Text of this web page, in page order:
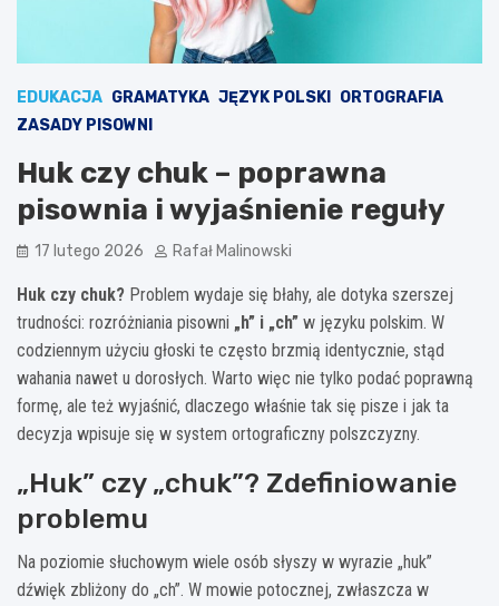
EDUKACJA GRAMATYKA JĘZYK POLSKI
ORTOGRAFIA
ZASADY PISOWNI
Huk czy chuk – poprawna
pisownia i wyjaśnienie reguły
17 lutego 2026 Rafał Malinowski
Huk czy chuk? Problem wydaje się błahy, ale dotyka szerszej
trudności: rozróżniania pisowni „h” i „ch” w języku polskim. W
codziennym użyciu głoski te często brzmią identycznie, stąd
wahania nawet u dorosłych. Warto więc nie tylko podać poprawną
formę, ale też wyjaśnić, dlaczego właśnie tak się pisze i jak ta
decyzja wpisuje się w system ortograficzny polszczyzny.
„Huk” czy „chuk”? Zdefiniowanie
problemu
Na poziomie słuchowym wiele osób słyszy w wyrazie „huk”
dźwięk zbliżony do „ch”. W mowie potocznej, zwłaszcza w